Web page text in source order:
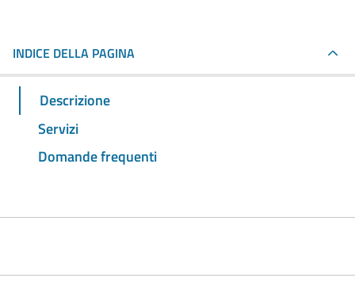
INDICE DELLA PAGINA
Descrizione
Servizi
Domande frequenti